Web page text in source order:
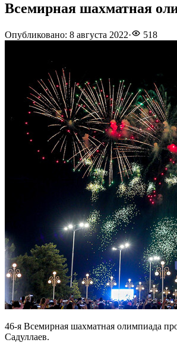
Всемирная шахматная
Опубликовано: 8 августа 2022· 518
46-я Всемирная шахматная олимпиада
Садуллаев.